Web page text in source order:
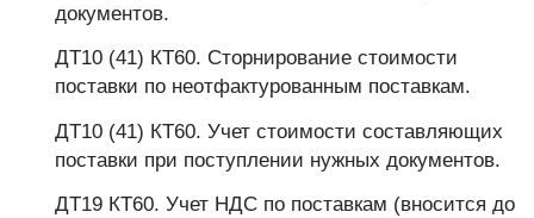
документов.
ДТ10 (41) КТ60. Сторнирование стоимости
поставки по неотфактурованным поставкам.
ДТ10 (41) КТ60. Учет стоимости составляющих
поставки при поступлении нужных документов.
ДТ19 КТ60. Учет НДС по поставкам (вносится до